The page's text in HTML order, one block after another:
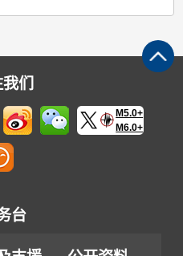
们
M5.0+
M6.0+
台